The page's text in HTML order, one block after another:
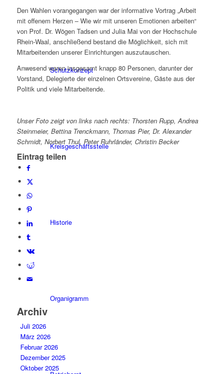
Schutzkonzept
Kreisgeschäftsstelle
Historie
Organigramm
Den Wahlen vorangegangen war der informative Vortrag „Arbeit
mit offenem Herzen – Wie wir mit unseren Emotionen arbeiten“
von Prof. Dr. Wögen Tadsen und Julia Mai von der Hochschule
Rhein-Waal, anschließend bestand die Möglichkeit, sich mit
Mitarbeitenden unserer Einrichtungen auszutauschen.
Anwesend waren insgesamt knapp 80 Personen, darunter der
Vorstand, Delegierte der einzelnen Ortsvereine, Gäste aus der
Politik und viele Mitarbeitende.
Unser Foto zeigt von links nach rechts: Thorsten Rupp, Andrea
Steinmeier, Bettina Trenckmann, Thomas Pier, Dr. Alexander
Schmidt, Norbert Thul, Peter Ruhrländer, Christin Becker
Eintrag teilen
Archiv
Juli 2026
März 2026
Februar 2026
Dezember 2025
Oktober 2025